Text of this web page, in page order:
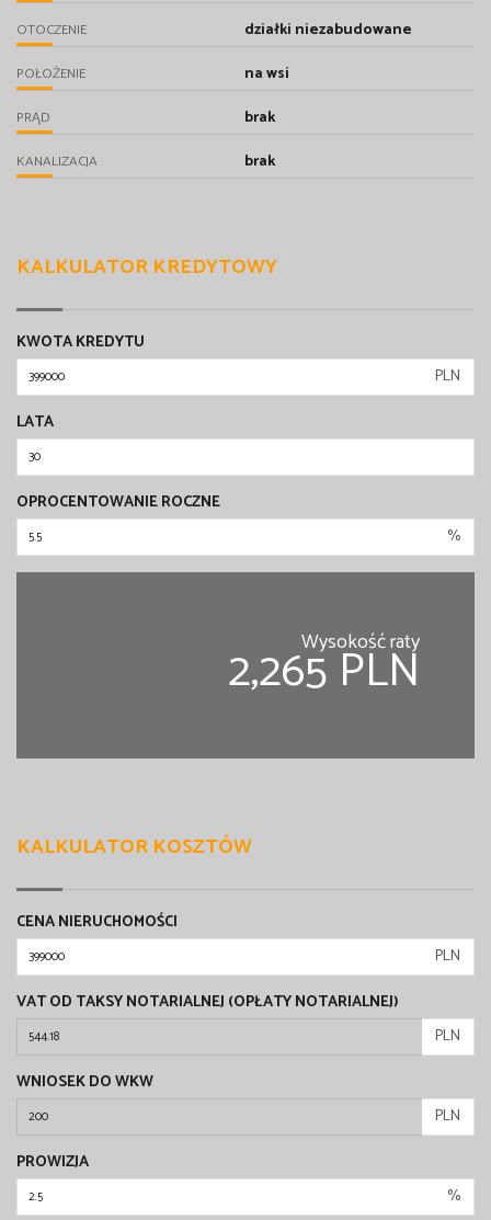
OTOCZENIE działki niezabudowane
POŁOŻENIE na wsi
PRĄD brak
KANALIZACJA brak
KALKULATOR KREDYTOWY
KWOTA KREDYTU
PLN
LATA
OPROCENTOWANIE ROCZNE
%
Wysokość raty
2,265 PLN
KALKULATOR KOSZTÓW
CENA NIERUCHOMOŚCI
PLN
VAT OD TAKSY NOTARIALNEJ (OPŁATY NOTARIALNEJ)
PLN
WNIOSEK DO WKW
PLN
PROWIZJA
%